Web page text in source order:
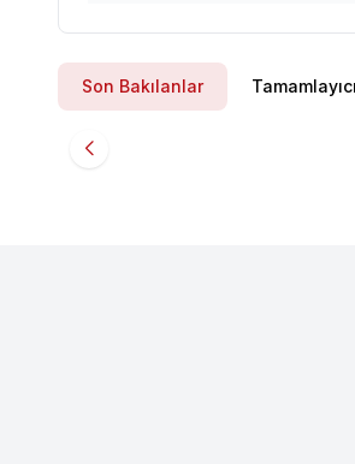
Son Bakılanlar